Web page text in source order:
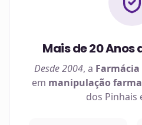
Mais de 20 Anos
Desde 2004, a
em manipulação
dos Pinhais